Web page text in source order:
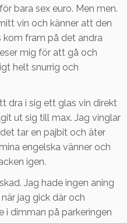
bara sex euro. Men men.
vin och känner att den
kom fram på det andra
mig för att gå och
helt snurrig och
dra i sig ett glas vin direkt
ut sig till max. Jag vinglar
tar en pajbit och äter
engelska vänner och
igen.
Jag hade ingen aning
jag gick där och
i dimman på parkeringen